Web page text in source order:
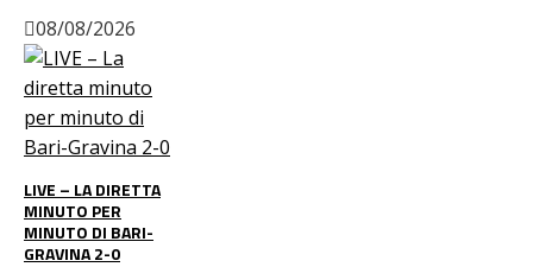
08/08/2026
LIVE – LA DIRETTA
MINUTO PER
MINUTO DI BARI-
GRAVINA 2-0